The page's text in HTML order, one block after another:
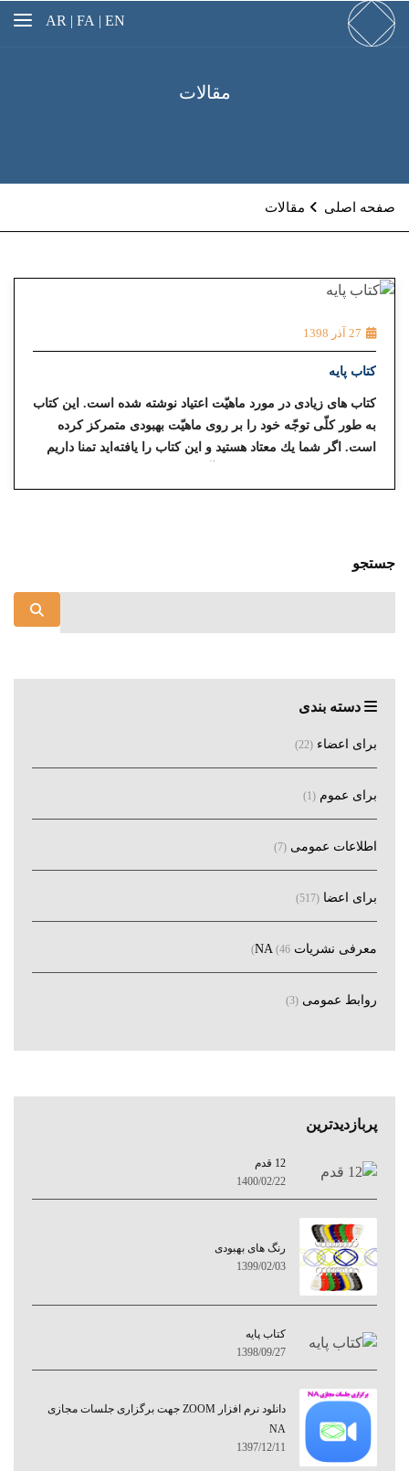
EN |
FA |
AR
مقالات
صفحه اصلی مقالات
27 آذر 1398
کتاب پایه
كتاب هاى زيادى در مورد ماهيّت اعتياد نوشته شده است. اين كتاب
به طور كلّى توجّه خود را بر روى ماهيّت بهبودى متمركز كرده
است. اگر شما يك معتاد هستيد و اين كتاب را يافته‌ايد تمنا داريم
جستجو
دسته بندی
برای اعضاء (22)
برای عموم (1)
اطلاعات عمومی (7)
برای اعضا (517)
معرفی نشریات NA (46)
روابط عمومی (3)
پربازدیدترین
12 قدم
1400/02/22
رنگ های بهبودی
1399/02/03
کتاب پایه
1398/09/27
دانلود نرم افزار ZOOM جهت برگزاری جلسات مجازی
NA
1397/12/11